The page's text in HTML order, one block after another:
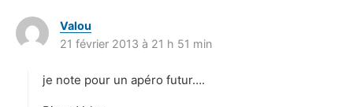
Valou
i
21 février 2013 à 21 h 51 min
je note pour un apéro futur….